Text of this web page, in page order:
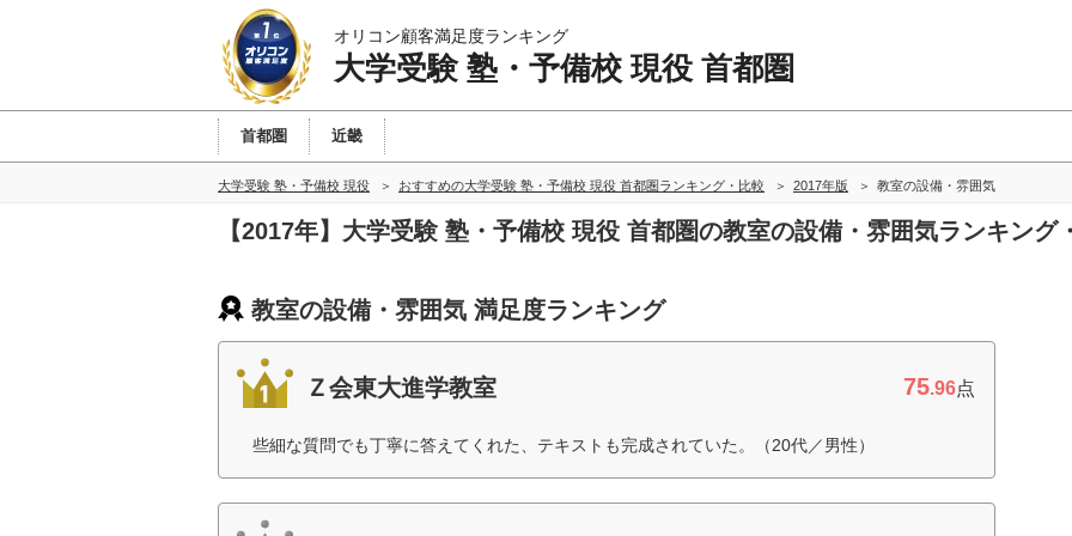
オリコン顧客満足度ランキング
大学受験 塾・予備校 現役 首都圏
首都圏 近畿
大学受験 塾・予備校 現役 おすすめの大学受験 塾・予備校 現役 首都圏ランキング・比較 2017年版 教室の設備・雰囲気
【2017年】大学受験 塾・予備校 現役 首都圏の教室の設備・雰囲気ランキング
教室の設備・雰囲気 満足度ランキング
Ｚ会東大進学教室 75.96点
些細な質問でも丁寧に答えてくれた、テキストも完成されていた。（20代／男性）